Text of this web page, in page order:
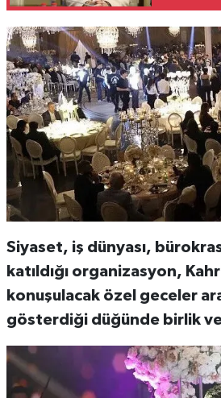
Siyaset, iş dünyası,
katıldığı organizasyon,
konuşulacak özel geceler
gösterdiği düğünde birlik ve